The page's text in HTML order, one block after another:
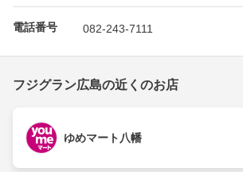
電話番号 082-243-7111
フジグラン広島の近くのお店
ゆめマート八幡